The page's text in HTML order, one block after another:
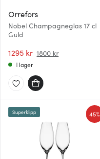
Orrefors
Nobel Champagneglas 17 cl
Guld
1295 kr 1800 kr
I lager
45%
Superklipp